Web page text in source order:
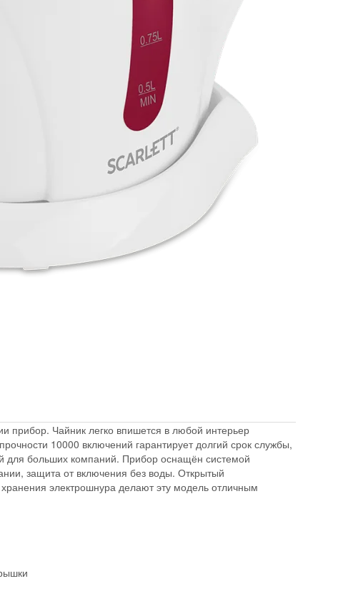
прибор. Чайник легко впишется в любой интерьер
10000 включений гарантирует долгий срок службы,
для больших компаний. Прибор оснащён системой
защита от включения без воды. Открытый
электрошнура делают эту модель отличным